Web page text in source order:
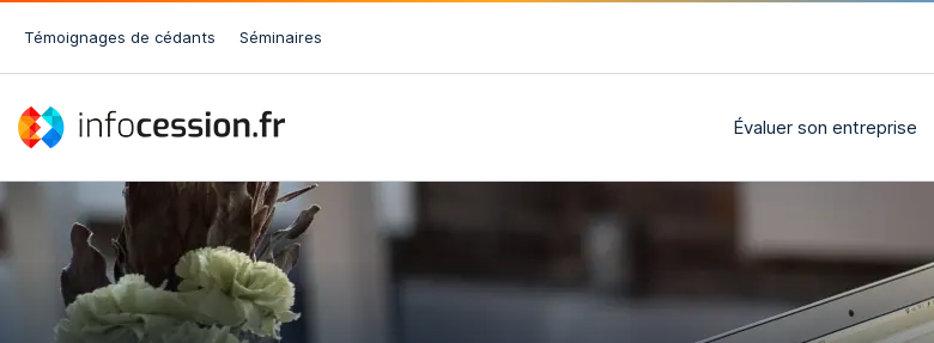
Témoignages de cédants Séminaires
Évaluer son entreprise